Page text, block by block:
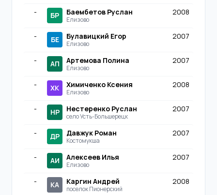
- БР Баембетов Руслан
Елизово
2008
- БЕ Булавицкий Егор
Елизово
2007
- АП Артемова Полина
Елизово
2007
- ХК Химиченко Ксения
Елизово
2008
- НР Нестеренко Руслан
село Усть-Большерецк
2007
- ДР Давжук Роман
Костомукша
2007
- АИ Алексеев Илья
Елизово
2007
- КА Каргин Андрей
поселок Пионерский
2008